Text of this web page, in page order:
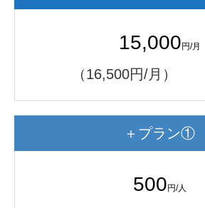
15,000 円/月
（16,500円/月）
＋プラン①
500 円/人